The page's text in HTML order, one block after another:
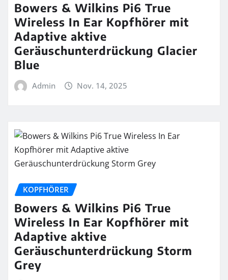
Bowers & Wilkins Pi6 True
Wireless In Ear Kopfhörer mit
Adaptive aktive
Geräuschunterdrückung Glacier
Blue
Admin Nov. 14, 2025
KOPFHÖRER
Bowers & Wilkins Pi6 True
Wireless In Ear Kopfhörer mit
Adaptive aktive
Geräuschunterdrückung Storm
Grey